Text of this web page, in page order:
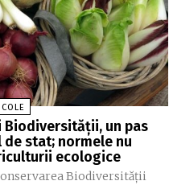
Biodiversității, un pas
stat; normele nu
ecologice
Biodiversității